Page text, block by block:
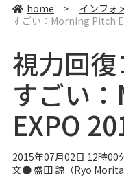
home > インフォ
すごい：Morning Pitch
視力回
すごい
EXPO
2015年07月02日 12時00
文● 盛田 諒（Ryo